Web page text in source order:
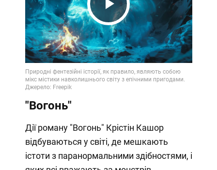
Play
Video
"Вогонь"
Дії роману "Вогонь" Крістін Кашор
відбуваються у світі, де мешкають
істоти з паранормальними здібностями, і